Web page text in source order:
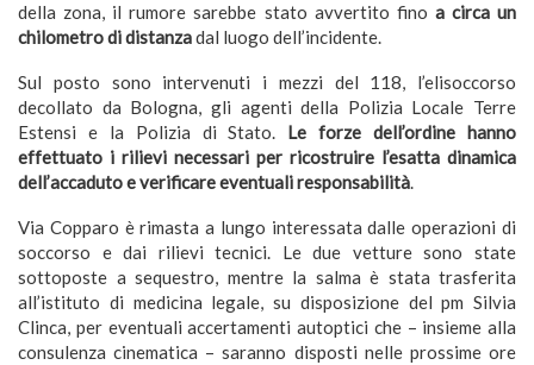
della zona, il rumore sarebbe stato avvertito fino a circa un
chilometro di distanzadal luogo dell’incidente.
Sul posto sono intervenuti i mezzi del 118, l’elisoccorso
decollato da Bologna, gli agenti della Polizia Locale Terre
Estensi e la Polizia di Stato. Le forze dell’ordine hanno
effettuato i rilievi necessari per ricostruire l’esatta dinamica
dell’accaduto e verificare eventuali responsabilità.
Via Copparo è rimasta a lungo interessata dalle operazioni di
soccorso e dai rilievi tecnici. Le due vetture sono state
sottoposte a sequestro, mentre la salma è stata trasferita
all’istituto di medicina legale, su disposizione del pm Silvia
Clinca, per eventuali accertamenti autoptici che – insieme alla
consulenza cinematica – saranno disposti nelle prossime ore